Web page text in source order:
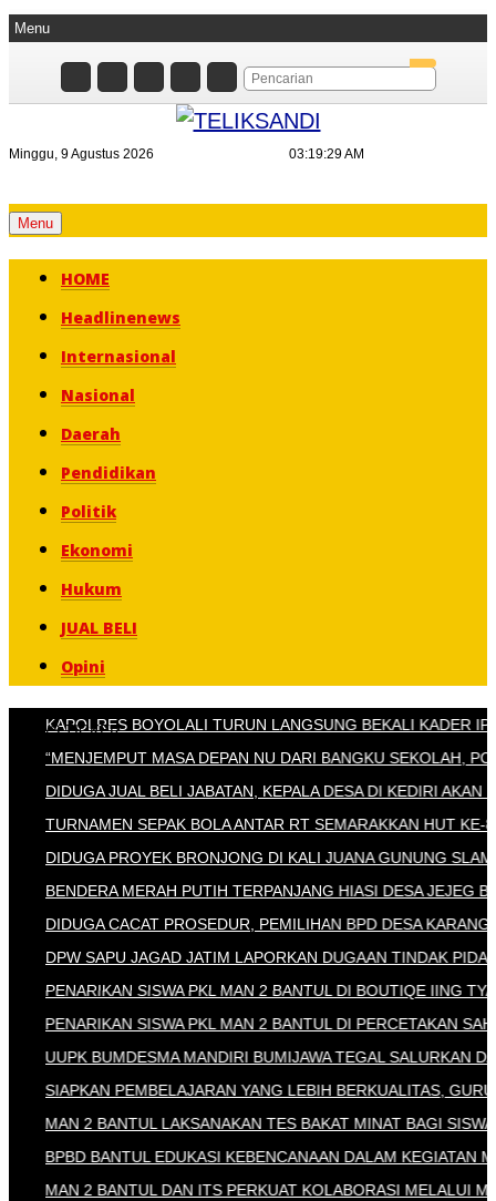
Menu
Minggu, 9 Agustus 2026 03:19:30 AM
Skip
content
Menu
HOME
Headlinenews
Internasional
Nasional
Daerah
Pendidikan
Politik
Ekonomi
Hukum
JUAL BELI
Opini
NEWS TICKER
KAPOLRES BOYOLALI TURUN LANGSUNG BEKALI KADER IPNU
“MENJEMPUT MASA DEPAN NU DARI BANGKU SEKOLAH, PC
DIDUGA JUAL BELI JABATAN, KEPALA DESA DI KEDIRI AKAN
TURNAMEN SEPAK BOLA ANTAR RT SEMARAKKAN HUT KE-81
DIDUGA PROYEK BRONJONG DI KALI JUANA GUNUNG SLAMET
BENDERA MERAH PUTIH TERPANJANG HIASI DESA JEJEG
DIDUGA CACAT PROSEDUR, PEMILIHAN BPD DESA
DPW SAPU JAGAD JATIM LAPORKAN DUGAAN TINDAK PIDANA
PENARIKAN SISWA PKL MAN 2 BANTUL DI BOUTIQE IING TYAS
PENARIKAN SISWA PKL MAN 2 BANTUL DI PERCETAKAN
UUPK BUMDESMA MANDIRI BUMIJAWA TEGAL SALURKAN
SIAPKAN PEMBELAJARAN YANG LEBIH BERKUALITAS, GURU
MAN 2 BANTUL LAKSANAKAN TES BAKAT MINAT BAGI SISWA
BPBD BANTUL EDUKASI KEBENCANAAN DALAM KEGIATAN
MAN 2 BANTUL DAN ITS PERKUAT KOLABORASI MELALUI MOU